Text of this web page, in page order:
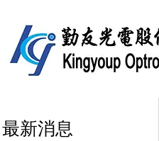
最新消息